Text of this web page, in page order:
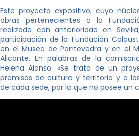
Este proyecto expositivo, cuyo
obras pertenecientes a la
realizado con anterioridad en
participación de la Fundación
en el Museo de Pontevedra y en el
Alicante. En palabras de la
Helena Alonso: «Se trata de un
premisas de cultura y territorio y a
de cada sede, por lo que no posee un